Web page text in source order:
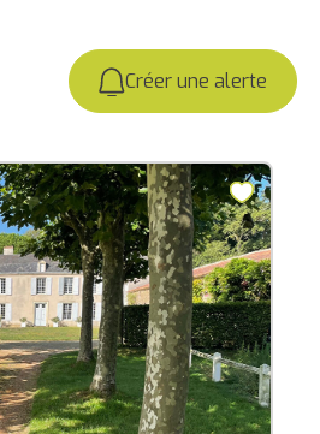
Créer une alerte